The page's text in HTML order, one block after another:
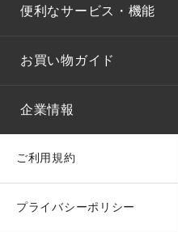
便利なサービス・機能
お買い物ガイド
企業情報
ご利用規約
プライバシーポリシー